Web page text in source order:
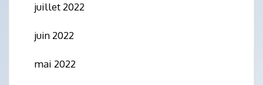
juillet 2022
juin 2022
mai 2022